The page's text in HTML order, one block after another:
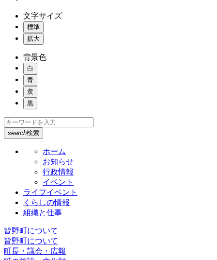
文字サイズ
標準
拡大
背景色
白
青
黄
黒
search検索
ホーム
お知らせ
行政情報
イベント
ライフイベント
くらしの情報
組織と仕事
皆野町について
皆野町について
町長・議会・広報